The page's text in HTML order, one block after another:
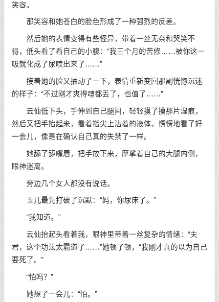
笑容。
那笑容和她苍白的脸色形成了一种强烈的反差。
然后她的表情变得有些怪异，带着一丝无奈和哭笑不
得，低头看了看自己的小腹：“我三个月的苦修……被你这一
吸就化成了尿喷出来了……”
接着她的脸又抽动了一下，表情重新变回那副恍惚沉迷
的样子：“不过刚才爽得魂都丢了，也值了……”
云仙低下头，手伸到自己腿间，轻轻摸了摸那片湿痕，
然后又把手抬起来，看着指尖上沾着的液体，愣愣地看了好
一会儿，像是在确认自己真的失禁了一样。
她舔了舔嘴唇，把手放下来，摩挲着自己的大腿内侧，
眼神迷离。
旁边几个女人都没有说话。
玉儿最先打破了沉默：“妈，你尿床了。”
“我知道。”
云仙抬起头看着我，眼神里带着一丝复杂的情绪：“夫
君，这个功法太霸道了……”她顿了顿，“我刚才真的以为自己
要死了。”
“怕吗？”
她想了一会儿：“怕。”